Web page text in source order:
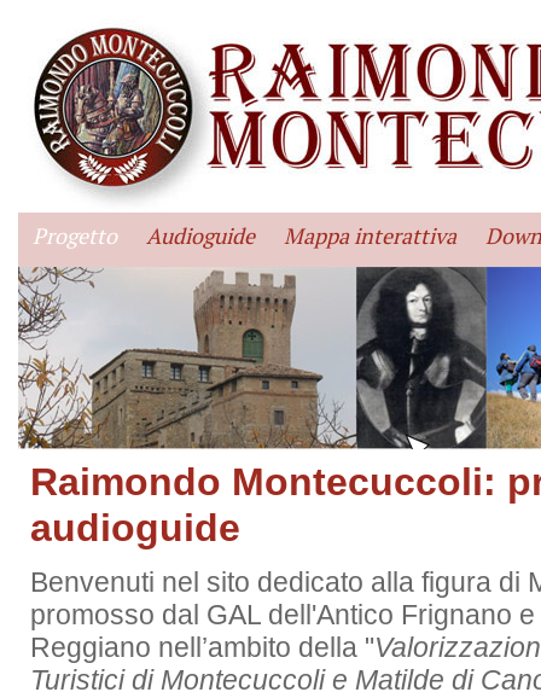
Progetto Audioguide Mappa interattiva
Raimondo Montecuccoli:
audioguide
Benvenuti nel sito dedicato alla figura di
promosso dal GAL dell'Antico Frignano
Reggiano nell’ambito della "
Turistici di Montecuccoli e Matilde di